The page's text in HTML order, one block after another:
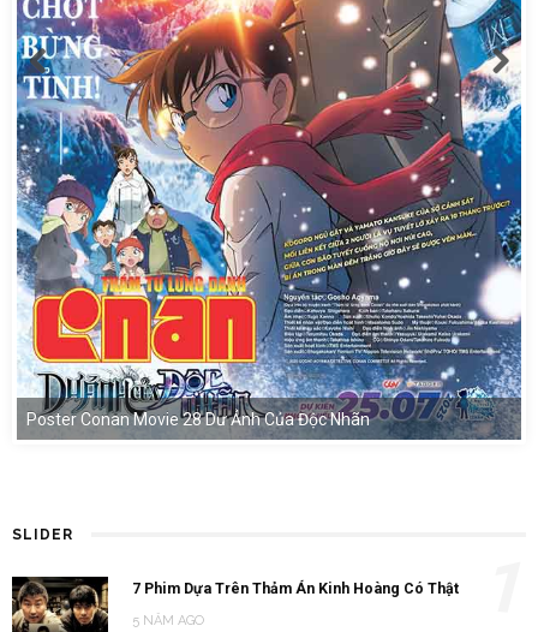
Poster Conan Movie 28 Dư Ảnh Của Độc Nhãn
SLIDER
7 Phim Dựa Trên Thảm Án Kinh Hoàng Có Thật
5 NĂM AGO